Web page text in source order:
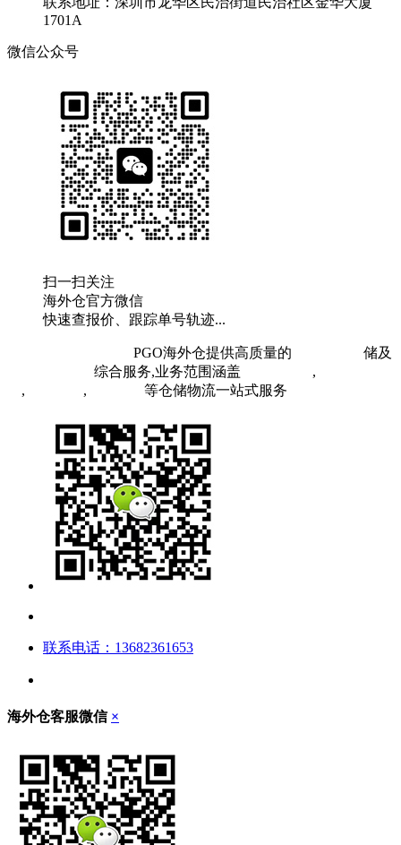
1701A
微信公众号
扫一扫关注
海外仓官方微信
快速查报价、跟踪单号轨迹...
PGO海外仓提供高质量的
储及
综合服务,业务范围涵盖 ,
, , 等仓储物流一站式服务
联系电话：13682361653
海外仓客服微信 ×